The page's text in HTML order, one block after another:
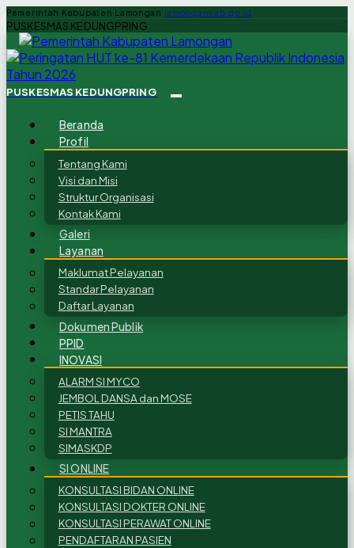
Pemerintah Kabupaten Lamongan lamongankab.go.id
PUSKESMAS KEDUNGPRING
PUSKESMAS KEDUNGPRING
Beranda
Profil
Tentang Kami
Visi dan Misi
Struktur Organisasi
Kontak Kami
Galeri
Layanan
Maklumat Pelayanan
Standar Pelayanan
Daftar Layanan
Dokumen Publik
PPID
INOVASI
ALARM SI MYCO
JEMBOL DANSA dan MOSE
PETIS TAHU
SI MANTRA
SIMASKDP
SI ONLINE
KONSULTASI BIDAN ONLINE
KONSULTASI DOKTER ONLINE
KONSULTASI PERAWAT ONLINE
PENDAFTARAN PASIEN